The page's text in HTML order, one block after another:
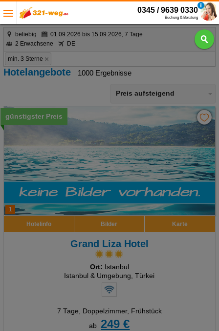
0345 / 9639 0330
Buchung & Beratung
beliebig
01.09.2026 bis 15.09.2026, 7 Tage
2 Erwachsene
DE
min. 3 Sterne
Hotelangebote 1000 Ergebnisse
Preis aufsteigend
1
günstigster Preis
Hotelinfo Bilder Karte
Grand Liza Hotel
Ort: Istanbul
Istanbul & Umgebung, Türkei
7 Tage, Doppelzimmer, Frühstück
ab
249 €